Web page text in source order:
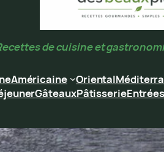
de cuisine et
Américaine Oriental
GâteauxPâtisserieEntrées